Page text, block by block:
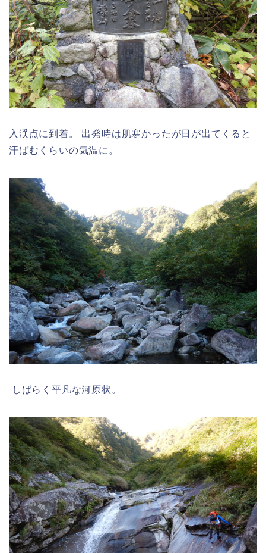
入渓点に到着。 出発時は肌寒かったが日が出てくると
汗ばむくらいの気温に。
しばらく平凡な河原状。